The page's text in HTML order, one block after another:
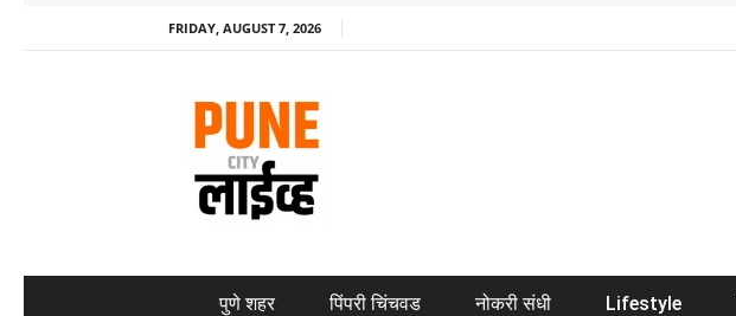
FRIDAY, AUGUST 7, 2026
पुणे शहर पिंपरी चिंचवड नोकरी संधी Lifestyle